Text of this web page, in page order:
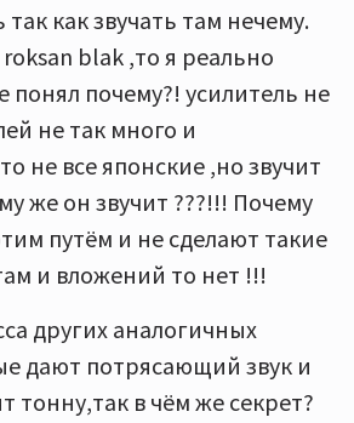
как звучать там нечему.
blak ,то я реально
понял почему?! усилитель не
не так много и
не все японские ,но звучит
же он звучит ???!!! Почему
путём и не сделают такие
и вложений то нет !!!
других аналогичных
дают потрясающий звук и
тонну,так в чём же секрет?